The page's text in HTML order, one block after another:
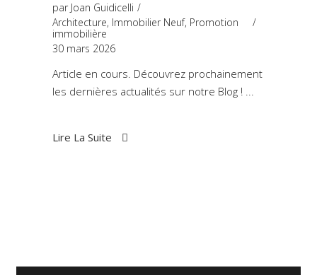
par Joan Guidicelli
Architecture, Immobilier Neuf, Promotion
immobilière
30 mars 2026
Article en cours. Découvrez prochainement
les dernières actualités sur notre Blog !
Lire La Suite